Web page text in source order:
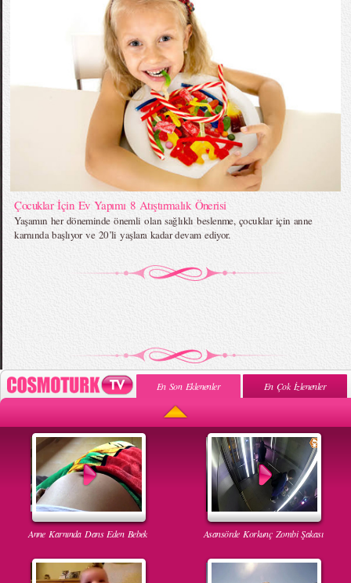
Çocuklar İçin Ev Yapımı 8 Atıştırmalık Önerisi
Yaşamın her döneminde önemli olan sağlıklı beslenme, çocuklar için anne
karnında başlıyor ve 20’li yaşlara kadar devam ediyor.
En Son Eklenenler En Çok İzlenenler
Anne Karnında Dans Eden Bebek Asansörde Korkunç Zombi Şakası